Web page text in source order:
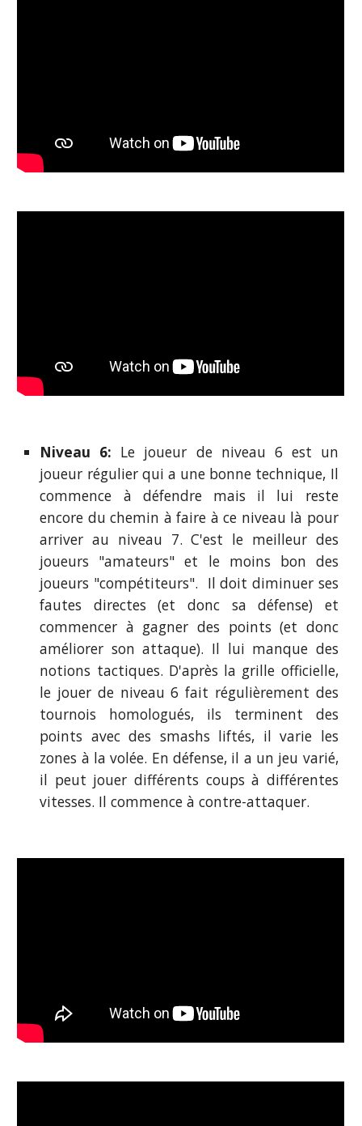
Niveau 6: Le joueur de niveau 6 est un
joueur régulier qui a une bonne technique, Il
commence à défendre mais il lui reste
encore du chemin à faire à ce niveau là pour
arriver au niveau 7. C'est le meilleur des
joueurs "amateurs" et le moins bon des
joueurs "compétiteurs". Il doit diminuer ses
fautes directes (et donc sa défense) et
commencer à gagner des points (et donc
améliorer son attaque). Il lui manque des
notions tactiques. D'après la grille officielle,
le jouer de niveau 6 fait régulièrement des
tournois homologués, ils terminent des
points avec des smashs liftés, il varie les
zones à la volée. En défense, il a un jeu varié,
il peut jouer différents coups à différentes
vitesses. Il commence à contre-attaquer.